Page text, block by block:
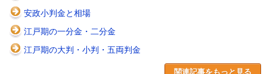
安政小判金と相場
江戸期の一分金・二分金
江戸期の大判・小判・五両判金
関連記事をもっと見る